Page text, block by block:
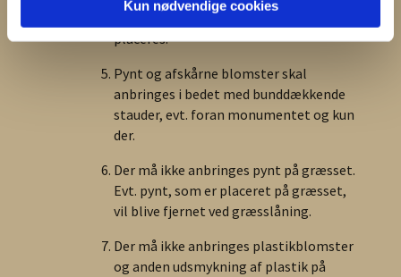
Kun nødvendige cookies
stauder, hvor gravminder kan/skal
placeres.
Pynt og afskårne blomster skal
anbringes i bedet med bunddækkende
stauder, evt. foran monumentet og kun
der.
Der må ikke anbringes pynt på græsset.
Evt. pynt, som er placeret på græsset,
vil blive fjernet ved græsslåning.
Der må ikke anbringes plastikblomster
og anden udsmykning af plastik på